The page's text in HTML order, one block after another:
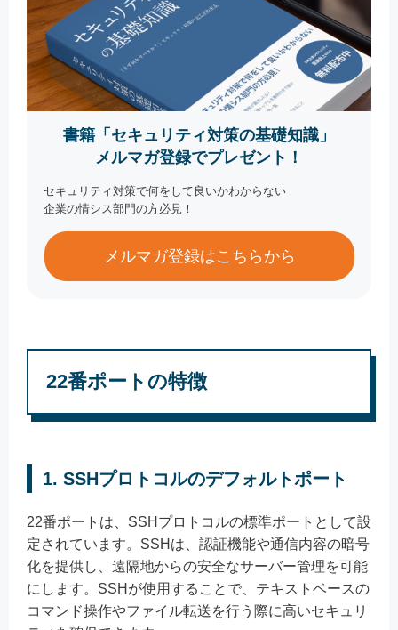
書籍「セキュリティ対策の基礎知識」
メルマガ登録でプレゼント！
セキュリティ対策で何をして良いかわからない
企業の情シス部門の方必見！
メルマガ登録はこちらから
22番ポートの特徴
1. SSHプロトコルのデフォルトポート
22番ポートは、SSHプロトコルの標準ポートとして設
定されています。SSHは、認証機能や通信内容の暗号
化を提供し、遠隔地からの安全なサーバー管理を可能
にします。SSHが使用することで、テキストベースの
コマンド操作やファイル転送を行う際に高いセキュリ